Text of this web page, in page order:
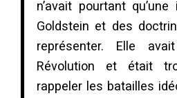
n’avait pourtant
Goldstein et des
représenter. Elle
Révolution et était
rappeler les batailles